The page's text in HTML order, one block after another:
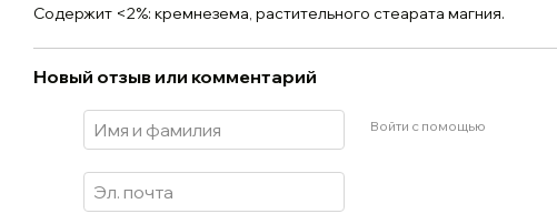
Содержит <2%: кремнезема, растительного стеарата магния.
Новый отзыв или комментарий
Войти с помощью